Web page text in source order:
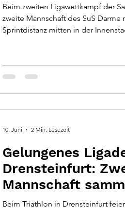
Beim zweiten Ligawettkampf der
zweite Mannschaft des SuS Darme
Sprintdistanz mitten in der
Temperaturen entwickelte sich ein
vor allem auf der Laufstrecke alles
Gelungenes
Drensteinfurt:
Mannschaft
wertvolle
Beim Triathlon in Drensteinfurt
10. Juni 2 Min. Lesezeit